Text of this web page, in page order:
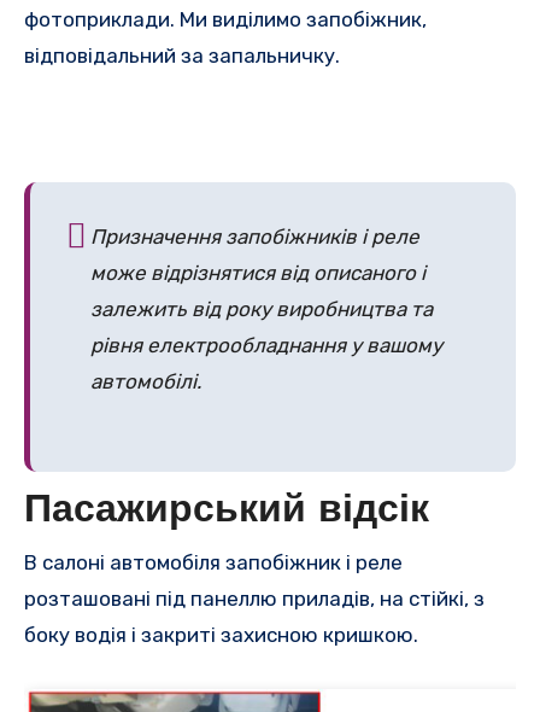
фотоприклади. Ми виділимо запобіжник,
відповідальний за запальничку.
Призначення запобіжників і реле
може відрізнятися від описаного і
залежить від року виробництва та
рівня електрообладнання у вашому
автомобілі.
Пасажирський відсік
В салоні автомобіля запобіжник і реле
розташовані під панеллю приладів, на стійкі, з
боку водія і закриті захисною кришкою.